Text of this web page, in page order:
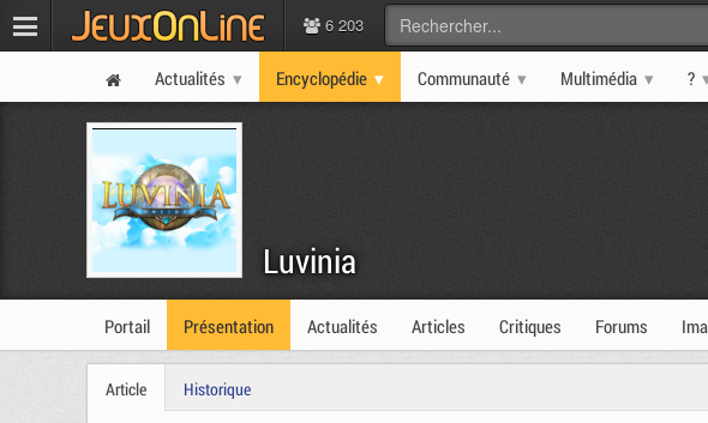
6 203
Actualités Encyclopédie Communauté Multimédia ?
Luvinia
Portail Présentation Actualités Articles Critiques Forums
Article Historique